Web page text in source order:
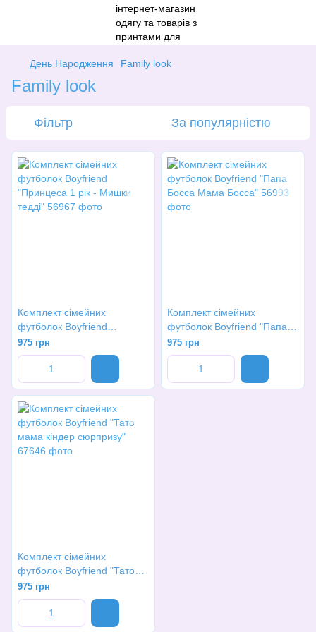
День Народження Family look
Family look
Фільтр За популярністю
Комплект сімейних
футболок Boyfriend
"Принцеса 1 рік - Мишки
тедді"
975 грн
Комплект сімейних
футболок Boyfriend "Папа
Босса Мама Босса"
975 грн
Комплект сімейних
футболок Boyfriend "Тато
мама кіндер сюрпризу"
975 грн